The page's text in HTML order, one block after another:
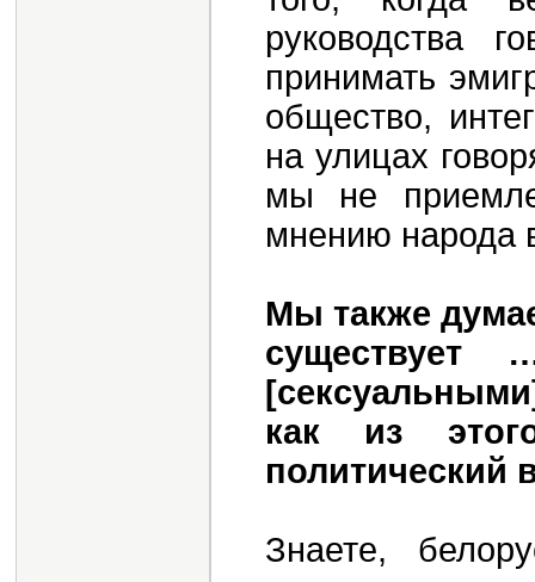
руководства
принимать
общество,
на улицах
мы не
мнению народа
Мы также
как из
политический
Знаете,